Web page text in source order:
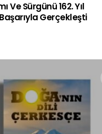
Ve Sürgünü 162. Yıl
Gerçekleşti